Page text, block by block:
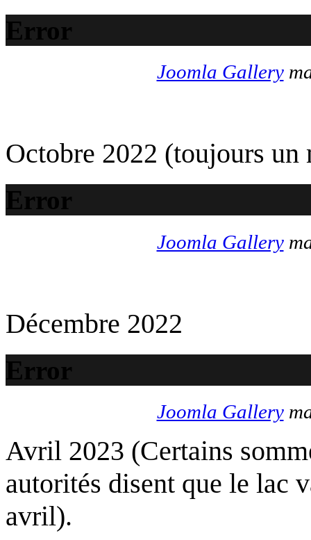
Error
Joomla Gallery
Octobre 2022 (toujours un
Error
Joomla Gallery
Décembre 2022
Error
Joomla Gallery
Avril 2023 (Certains
autorités disent que le lac
avril).